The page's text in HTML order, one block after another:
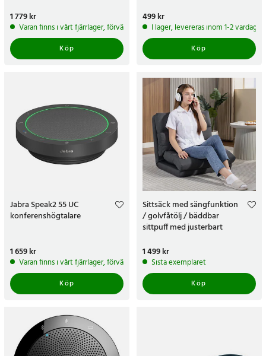
Pris:1 779 kr
1 779 kr
Varan finns i vårt fjärrlager, förväntas skickas inom 5-7 arbetsdagar
Köp
Pris:499 kr
499 kr
I lager, levereras inom 1-2 vardagar
Köp
Jabra Speak2 55 UC
konferenshögtalare
Pris:1 659 kr
1 659 kr
Varan finns i vårt fjärrlager, förväntas skickas inom 5-7 arbetsdagar
Köp
Sittsäck med sängfunktion
/ golvfåtölj / bäddbar
sittpuff med justerbart
Pris:1 499 kr
1 499 kr
Sista exemplaret
Köp